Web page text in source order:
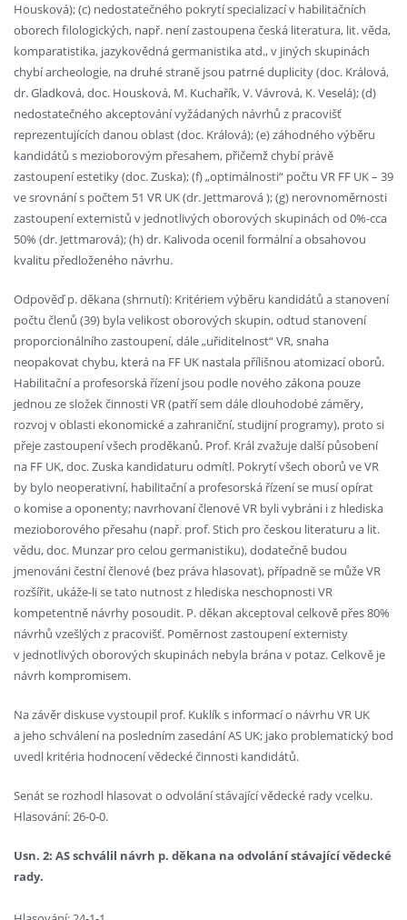
Housková); (c) nedostatečného pokrytí specializací v habilitačních
oborech filologických, např. není zastoupena česká literatura, lit. věda,
komparatistika, jazykovědná germanistika atd., v jiných skupinách
chybí archeologie, na druhé straně jsou patrné duplicity (doc. Králová,
dr. Gladková, doc. Housková, M. Kuchařík, V. Vávrová, K. Veselá); (d)
nedostatečného akceptování vyžádaných návrhů z pracovišť
reprezentujících danou oblast (doc. Králová); (e) záhodného výběru
kandidátů s mezioborovým přesahem, přičemž chybí právě
zastoupení estetiky (doc. Zuska); (f) „optimálnosti“ počtu VR FF UK – 39
ve srovnání s počtem 51 VR UK (dr. Jettmarová ); (g) nerovnoměrnosti
zastoupení externistů v jednotlivých oborových skupinách od 0%-cca
50% (dr. Jettmarová); (h) dr. Kalivoda ocenil formální a obsahovou
kvalitu předloženého návrhu.
Odpověď p. děkana (shrnutí): Kritériem výběru kandidátů a stanovení
počtu členů (39) byla velikost oborových skupin, odtud stanovení
proporcionálního zastoupení, dále „uřiditelnost“ VR, snaha
neopakovat chybu, která na FF UK nastala přílišnou atomizací oborů.
Habilitační a profesorská řízení jsou podle nového zákona pouze
jednou ze složek činnosti VR (patří sem dále dlouhodobé záměry,
rozvoj v oblasti ekonomické a zahraniční, studijní programy), proto si
přeje zastoupení všech proděkanů. Prof. Král zvažuje další působení
na FF UK, doc. Zuska kandidaturu odmítl. Pokrytí všech oborů ve VR
by bylo neoperativní, habilitační a profesorská řízení se musí opírat
o komise a oponenty; navrhovaní členové VR byli vybráni i z hlediska
mezioborového přesahu (např. prof. Stich pro českou literaturu a lit.
vědu, doc. Munzar pro celou germanistiku), dodatečně budou
jmenováni čestní členové (bez práva hlasovat), případně se může VR
rozšířit, ukáže-li se tato nutnost z hlediska neschopnosti VR
kompetentně návrhy posoudit. P. děkan akceptoval celkově přes 80%
návrhů vzešlých z pracovišť. Poměrnost zastoupení externisty
v jednotlivých oborových skupinách nebyla brána v potaz. Celkově je
návrh kompromisem.
Na závěr diskuse vystoupil prof. Kuklík s informací o návrhu VR UK
a jeho schválení na posledním zasedání AS UK; jako problematický bod
uvedl kritéria hodnocení vědecké činnosti kandidátů.
Senát se rozhodl hlasovat o odvolání stávající vědecké rady vcelku.
Hlasování: 26-0-0.
Usn. 2: AS schválil návrh p. děkana na odvolání stávající vědecké
rady.